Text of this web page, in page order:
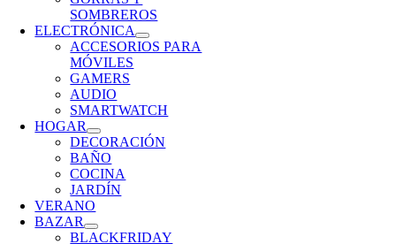
SOMBREROS
ELECTRÓNICA
ACCESORIOS PARA
MÓVILES
GAMERS
AUDIO
SMARTWATCH
HOGAR
DECORACIÓN
BAÑO
COCINA
JARDÍN
VERANO
BAZAR
BLACKFRIDAY